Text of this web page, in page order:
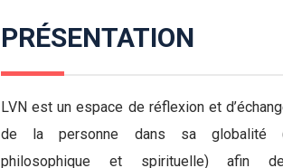
PRÉSENTATION
LVN est un espace de réflexion et
de la personne dans sa globalité
philosophique et spirituelle) afin